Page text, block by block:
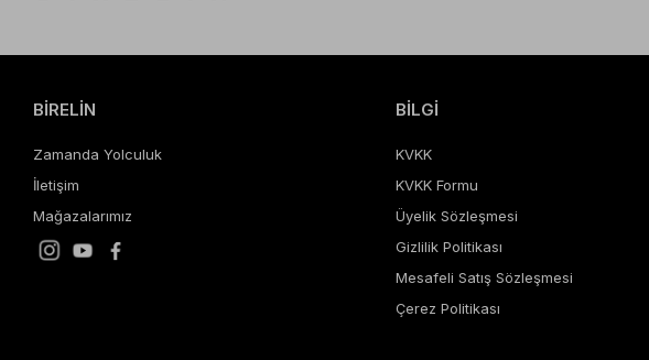
BİRELİN
Zamanda Yolculuk
İletişim
Mağazalarımız
BİLGİ
KVKK
KVKK Formu
Üyelik Sözleşmesi
Gizlilik Politikası
Mesafeli Satış Sözleşmesi
Çerez Politikası